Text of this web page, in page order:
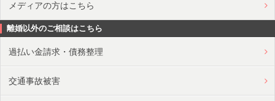
メディアの方はこちら
離婚以外のご相談はこちら
過払い金請求・債務整理
交通事故被害